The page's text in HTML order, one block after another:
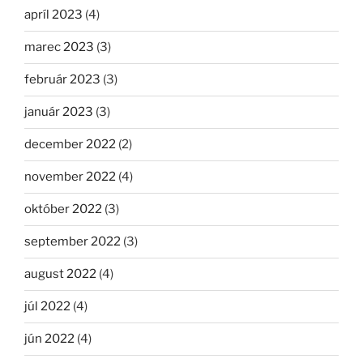
apríl 2023 (4)
marec 2023 (3)
február 2023 (3)
január 2023 (3)
december 2022 (2)
november 2022 (4)
október 2022 (3)
september 2022 (3)
august 2022 (4)
júl 2022 (4)
jún 2022 (4)